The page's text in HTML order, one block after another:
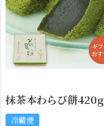
抹茶本わらび餅420g
冷蔵便